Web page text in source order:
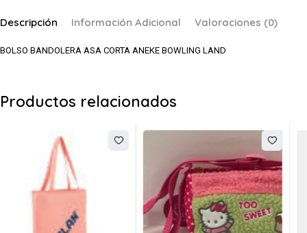
Descripción Información Adicional Valoraciones (0)
BOLSO BANDOLERA ASA CORTA ANEKE BOWLING LAND
Productos relacionados